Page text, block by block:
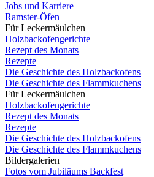
Jobs und Karriere
Ramster-Öfen
Für Leckermäulchen
Holzbackofengerichte
Rezept des Monats
Rezepte
Die Geschichte des Holzbackofens
Die Geschichte des Flammkuchens
Für Leckermäulchen
Holzbackofengerichte
Rezept des Monats
Rezepte
Die Geschichte des Holzbackofens
Die Geschichte des Flammkuchens
Bildergalerien
Fotos vom Jubiläums Backfest